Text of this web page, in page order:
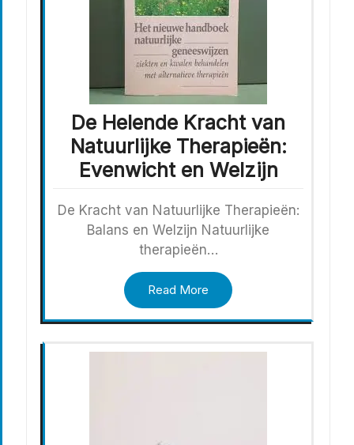
De Helende Kracht van
Natuurlijke Therapieën:
Evenwicht en Welzijn
De Kracht van Natuurlijke Therapieën:
Balans en Welzijn Natuurlijke
therapieën…
Read More